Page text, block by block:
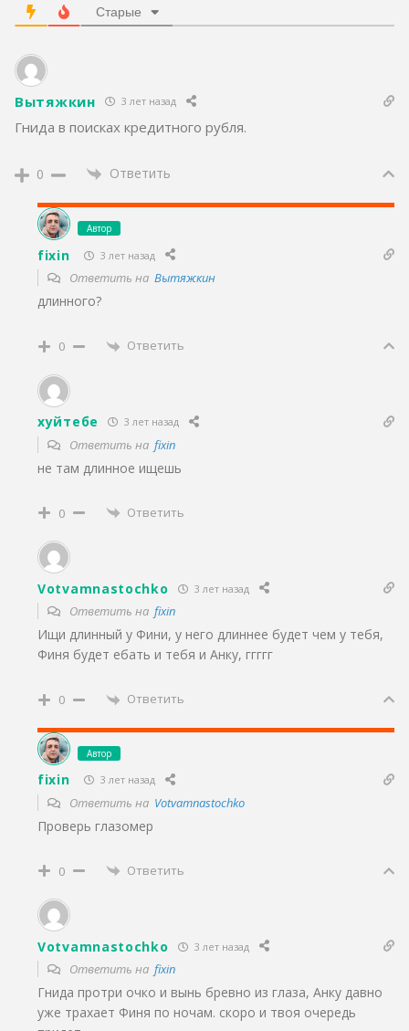
Старые
Вытяжкин 3 лет назад
Гнида в поисках кредитного рубля.
0 Ответить
Автор
fixin 3 лет назад
Ответить на Вытяжкин
длинного?
0 Ответить
хуйтебе 3 лет назад
Ответить на fixin
не там длинное ищешь
0 Ответить
Votvamnastochko 3 лет назад
Ответить на fixin
Ищи длинный у Фини, у него длиннее будет чем у тебя,
Финя будет ебать и тебя и Анку, ггггг
0 Ответить
Автор
fixin 3 лет назад
Ответить на Votvamnastochko
Проверь глазомер
0 Ответить
Votvamnastochko 3 лет назад
Ответить на fixin
Гнида протри очко и вынь бревно из глаза, Анку давно
уже трахает Финя по ночам. скоро и твоя очередь